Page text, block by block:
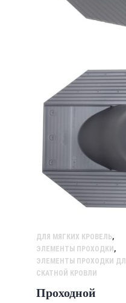
ДЛЯ МЯГКИХ КРОВЕЛЬ,
ЭЛЕМЕНТЫ ПРОХОДКИ ,
ЭЛЕМЕНТЫ ПРОХОДКИ
СКАТНОЙ КРОВЛИ
Проходной